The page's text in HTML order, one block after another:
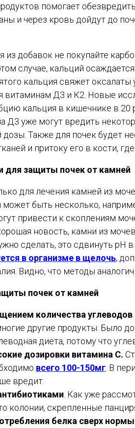
помогает
и через кровь дойдут до
из добавок не покупайте
случае, кальций
кальция свяжет
витаминам Д3 и К2. Новые
кальция в кишечнике в 20
Д3 уже могут вредить
Также для почек будет
и притоку его в кости,
для защиты почек от камней
для лечения камней из
может быть несколько,
привести к скоплениям
новость, камни из
сделать, это сдвинуть
в организме в щелочь,
Видно, что методы
почек от камней
количества углеводов
другие продукты. Было
диета, потому что
дозировки витамина С.
всего 100-150мг . В
вредит.
. Как уже
колонии, скрепленные
белка сверх нормы